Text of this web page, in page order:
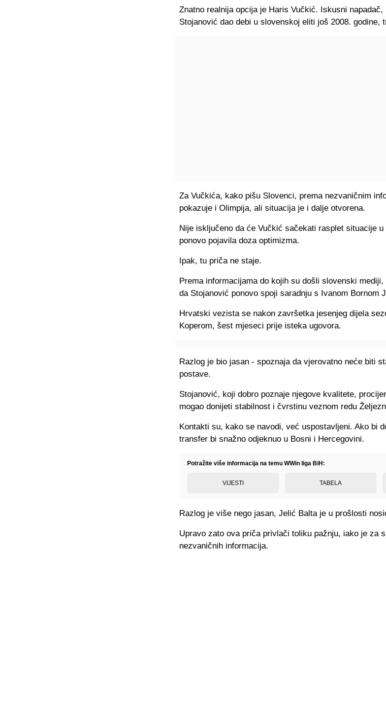
Znatno realnija opcija je Haris Vučkić. Iskusni napadač,
Stojanović dao debi u slovenskoj eliti još 2008. godine,
Za Vučkića, kako pišu Slovenci, prema nezvaničnim
pokazuje i Olimpija, ali situacija je i dalje otvorena.
Nije isključeno da će Vučkić sačekati rasplet situacije
ponovo pojavila doza optimizma.
Ipak, tu priča ne staje.
Prema informacijama do kojih su došli slovenski
da Stojanović ponovo spoji saradnju s Ivanom Bornom
Hrvatski vezista se nakon završetka jesenjeg dijela
Koperom, šest mjeseci prije isteka ugovora.
Razlog je bio jasan - spoznaja da vjerovatno neće biti
postave.
Stojanović, koji dobro poznaje njegove kvalitete,
mogao donijeti stabilnost i čvrstinu veznom redu
Kontakti su, kako se navodi, već uspostavljeni. Ako bi
transfer bi snažno odjeknuo u Bosni i Hercegovini.
Potražite više informacija na temu WWin liga BiH:
VIJESTI TABELA
Razlog je više nego jasan, Jelić Balta je u prošlosti
Upravo zato ova priča privlači toliku pažnju, iako je za
nezvaničnih informacija.